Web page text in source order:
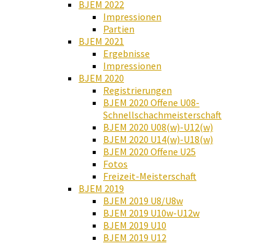
BJEM 2022
Impressionen
Partien
BJEM 2021
Ergebnisse
Impressionen
BJEM 2020
Registrierungen
BJEM 2020 Offene U08-
Schnellschachmeisterschaft
BJEM 2020 U08(w)-U12(w)
BJEM 2020 U14(w)-U18(w)
BJEM 2020 Offene U25
Fotos
Freizeit-Meisterschaft
BJEM 2019
BJEM 2019 U8/U8w
BJEM 2019 U10w-U12w
BJEM 2019 U10
BJEM 2019 U12